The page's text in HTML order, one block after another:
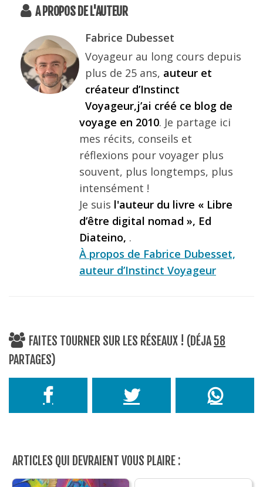
A PROPOS DE L'AUTEUR
Fabrice Dubesset
Voyageur au long cours depuis
plus de 25 ans, auteur et
créateur d’Instinct
Voyageur,j’ai créé ce blog de
voyage en 2010. Je partage ici
mes récits, conseils et
réflexions pour voyager plus
souvent, plus longtemps, plus
intensément !
Je suis l'auteur du livre « Libre
d’être digital nomad », Ed
Diateino, .
À propos de Fabrice Dubesset,
auteur d’Instinct Voyageur
FAITES TOURNER SUR LES RÉSEAUX ! (DÉJA 58
PARTAGES)
ARTICLES QUI DEVRAIENT VOUS PLAIRE :